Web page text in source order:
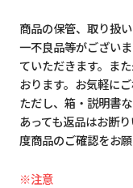
商品の保管、取り扱
一不良品等がござい
ていただきます。ま
おります。お気軽にご
ただし、箱・説明書
あっても返品はお断
度商品のご確認をお願
※注意